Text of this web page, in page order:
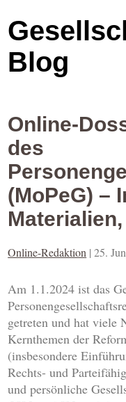
Blog
Online-
des
(MoPeG) –
Online-Redaktion |25.
Am 1.1.2024 ist das
getreten und hat viele
Kernthemen der
(insbesondere
Rechts- und
und persönliche